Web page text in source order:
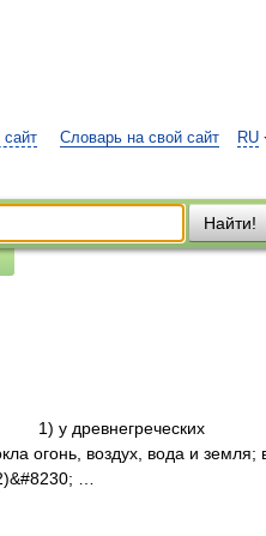
RU
сайт Словарь на свой сайт
Найти!
1) у древнегреческих
огонь, воздух, вода и земля;
…